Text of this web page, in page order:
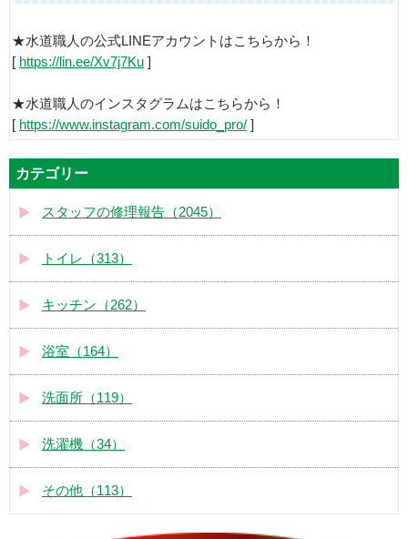
★水道職人の公式LINEアカウントはこちらから！
[ https://lin.ee/Xv7j7Ku ]
★水道職人のインスタグラムはこちらから！
[ https://www.instagram.com/suido_pro/ ]
カテゴリー
スタッフの修理報告（2045）
トイレ（313）
キッチン（262）
浴室（164）
洗面所（119）
洗濯機（34）
その他（113）